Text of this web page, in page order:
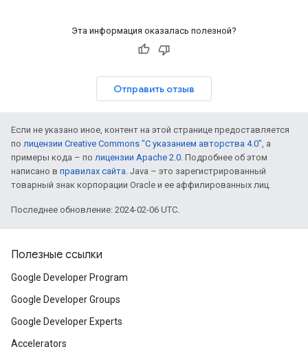
Эта информация оказалась полезной?
Отправить отзыв
Если не указано иное, контент на этой странице предоставляется
по лицензии Creative Commons "С указанием авторства 4.0", а
примеры кода – по лицензии Apache 2.0. Подробнее об этом
написано в правилах сайта. Java – это зарегистрированный
товарный знак корпорации Oracle и ее аффилированных лиц.
Последнее обновление: 2024-02-06 UTC.
Полезные ссылки
Google Developer Program
Google Developer Groups
Google Developer Experts
Accelerators